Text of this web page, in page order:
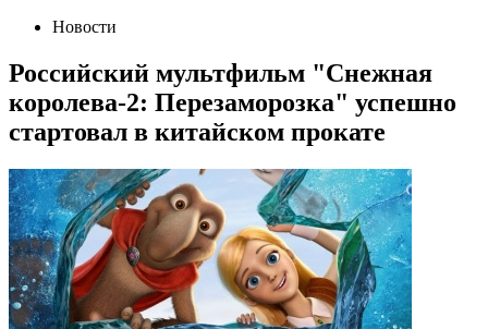
Новости
Российский мультфильм "Снежная
королева-2: Перезаморозка" успешно
стартовал в китайском прокате